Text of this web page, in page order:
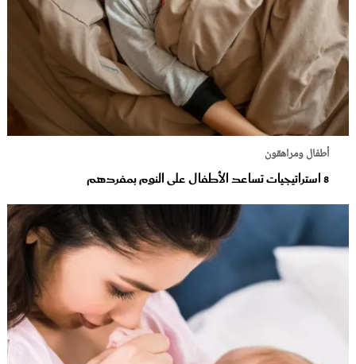
أطفال ومراهقون
8 استراتيجيات تساعد الأطفال على النوم بمفردهم